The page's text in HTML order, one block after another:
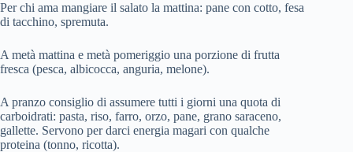
Per chi ama mangiare il salato la mattina: pane con cotto, fesa
di tacchino, spremuta.
A metà mattina e metà pomeriggio una porzione di frutta
fresca (pesca, albicocca, anguria, melone).
A pranzo consiglio di assumere tutti i giorni una quota di
carboidrati: pasta, riso, farro, orzo, pane, grano saraceno,
gallette. Servono per darci energia magari con qualche
proteina (tonno, ricotta).